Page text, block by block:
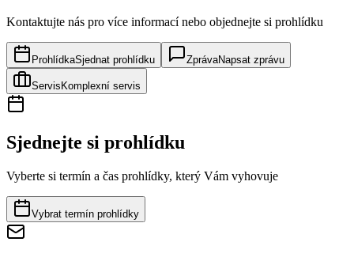
Kontaktujte nás pro více informací nebo objednejte si prohlídku
ProhlídkaSjednat prohlídku ZprávaNapsat zprávu
Servis Komplexní servis
Sjednejte si prohlídku
Vyberte si termín a čas prohlídky, který Vám vyhovuje
Vybrat termín prohlídky